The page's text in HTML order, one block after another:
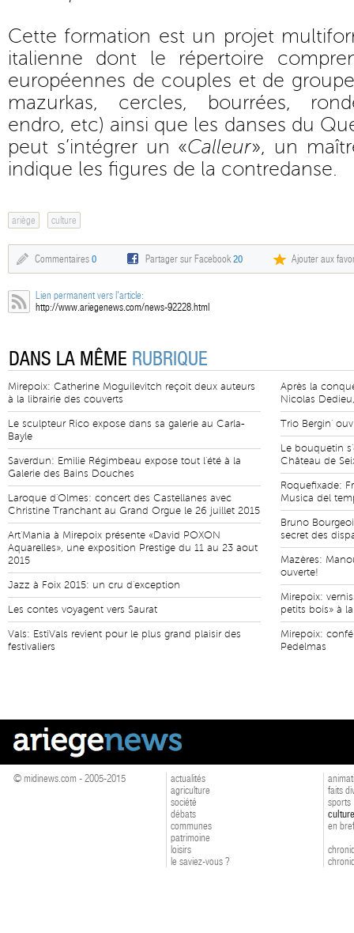
Cette formation est un projet
italienne dont le répertoire
européennes de couples et de
mazurkas, cercles, bourrées,
endro, etc) ainsi que les danses du
peut s’intégrer un «Calleur», un
indique les figures de la contredanse.
ariège culture
Commentaires 0 Partager sur Facebook20 Ajouter aux
Lien permanent vers l'article:
http://www.ariegenews.com/news-92228.html
DANS LA MÊME RUBRIQUE
Mirepoix: Catherine Moguilevitch reçoit deux auteurs
à la librairie des couverts
Le sculpteur Rico expose dans sa galerie au Carla-
Bayle
Saverdun: Emilie Régimbeau expose tout l'été à la
Galerie des Bains Douches
Laroque d'Olmes: concert des Castellanes avec
Christine Tranchant au Grand Orgue le 26 juillet 2015
Art'Mania à Mirepoix présente «David POXON
Aquarelles», une exposition Prestige du 11 au 23 aout
2015
Jazz à Foix 2015: un cru d'exception
Les contes voyagent vers Saurat
Vals: EstiVals revient pour le plus grand plaisir des
festivaliers
Après la
Nicolas
Trio Bergin'
Le bouquetin
Château de
Roquefixade:
Musica del
Bruno
secret des
Mazères:
ouverte!
Mirepoix:
petits bois» à
Mirepoix:
Pedelmas
© midinews.com - 2005-2015
actualités
agriculture
société
débats
communes
patrimoine
loisirs
le saviez-vous ?
faits
sports
culture
en bref